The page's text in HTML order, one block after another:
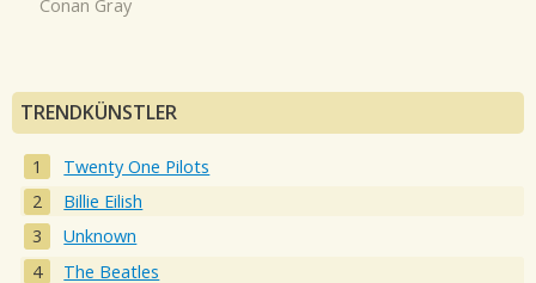
Conan Gray
TRENDKÜNSTLER
Twenty One Pilots
Billie Eilish
Unknown
The Beatles